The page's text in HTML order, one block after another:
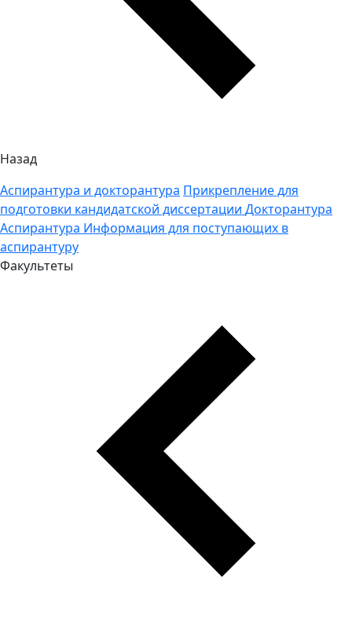
Назад
Аспирантура и докторантура Прикрепление для
подготовки кандидатской диссертации Докторантура
Аспирантура Информация для поступающих в
аспирантуру
Факультеты